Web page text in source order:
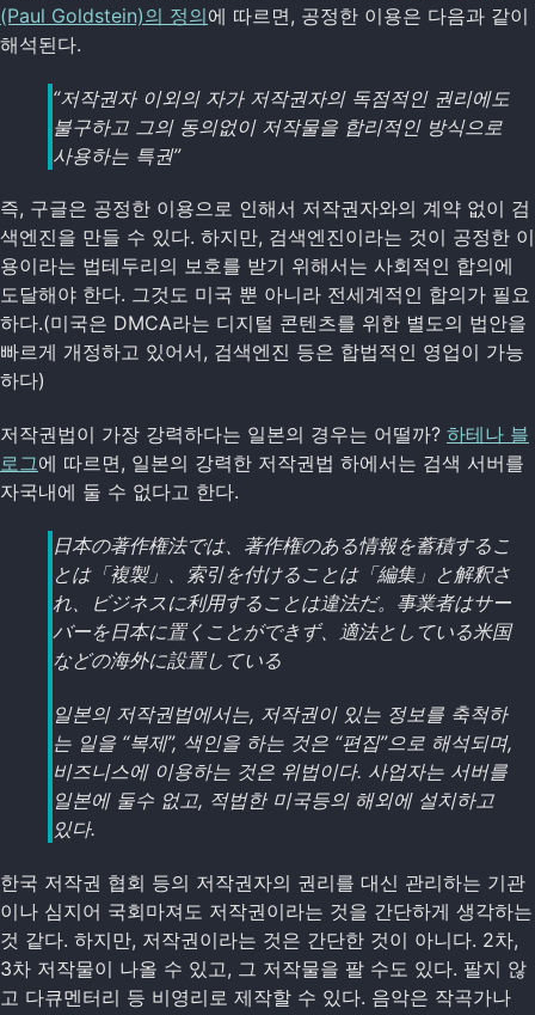
(Paul Goldstein)의 정의에 따르면, 공정한 이용은 다음과 같이
해석된다.
“저작권자 이외의 자가 저작권자의 독점적인 권리에도
불구하고 그의 동의없이 저작물을 합리적인 방식으로
사용하는 특권”
즉, 구글은 공정한 이용으로 인해서 저작권자와의 계약 없이 검
색엔진을 만들 수 있다. 하지만, 검색엔진이라는 것이 공정한 이
용이라는 법테두리의 보호를 받기 위해서는 사회적인 합의에
도달해야 한다. 그것도 미국 뿐 아니라 전세계적인 합의가 필요
하다.(미국은 DMCA라는 디지털 콘텐츠를 위한 별도의 법안을
빠르게 개정하고 있어서, 검색엔진 등은 합법적인 영업이 가능
하다)
저작권법이 가장 강력하다는 일본의 경우는 어떨까? 하테나 블
로그에 따르면, 일본의 강력한 저작권법 하에서는 검색 서버를
자국내에 둘 수 없다고 한다.
日本の著作権法では、著作権のある情報を蓄積するこ
とは「複製」、索引を付けることは「編集」と解釈さ
れ、ビジネスに利用することは違法だ。事業者はサー
バーを日本に置くことができず、適法としている米国
などの海外に設置している
일본의 저작권법에서는, 저작권이 있는 정보를 축척하
는 일을 “복제”, 색인을 하는 것은 “편집”으로 해석되며,
비즈니스에 이용하는 것은 위법이다. 사업자는 서버를
일본에 둘수 없고, 적법한 미국등의 해외에 설치하고
있다.
한국 저작권 협회 등의 저작권자의 권리를 대신 관리하는 기관
이나 심지어 국회마져도 저작권이라는 것을 간단하게 생각하는
것 같다. 하지만, 저작권이라는 것은 간단한 것이 아니다. 2차,
3차 저작물이 나올 수 있고, 그 저작물을 팔 수도 있다. 팔지 않
고 다큐멘터리 등 비영리로 제작할 수 있다. 음악은 작곡가나